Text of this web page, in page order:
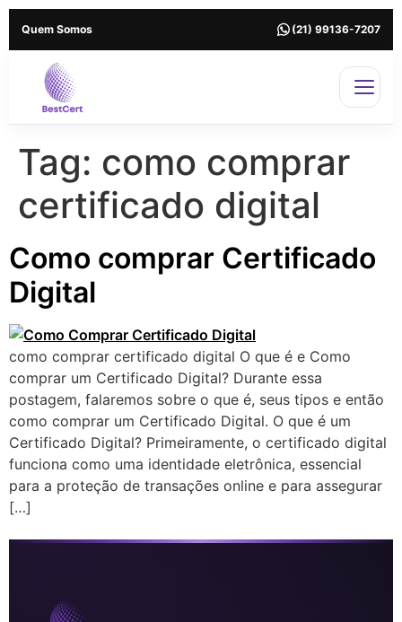
Quem Somos (21) 99136-7207
Tag: como comprar
certificado digital
Como comprar Certificado
Digital
como comprar certificado digital O que é e Como
comprar um Certificado Digital? Durante essa
postagem, falaremos sobre o que é, seus tipos e então
como comprar um Certificado Digital. O que é um
Certificado Digital? Primeiramente, o certificado digital
funciona como uma identidade eletrônica, essencial
para a proteção de transações online e para assegurar
[…]